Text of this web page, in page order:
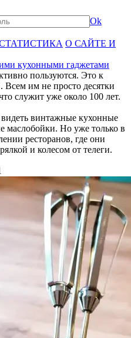
Ok
О САЙТЕ И
кухонными гаджетами
пользуются. Это к
Всем им не просто десятки
служит уже около 100 лет.
винтажные кухонные
маслобойки. Но уже только в
ресторанов, где они
и колесом от телеги.